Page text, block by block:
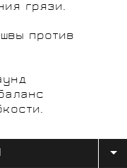
грязи.
против